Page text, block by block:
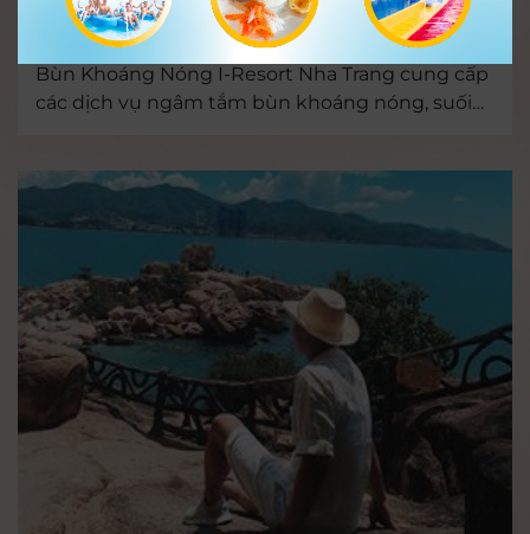
i-resort 30 Tháng 12, 2022
191.208
Bùn Khoáng Nóng I-Resort Nha Trang cung cấp
các dịch vụ ngâm tắm bùn khoáng nóng, suối